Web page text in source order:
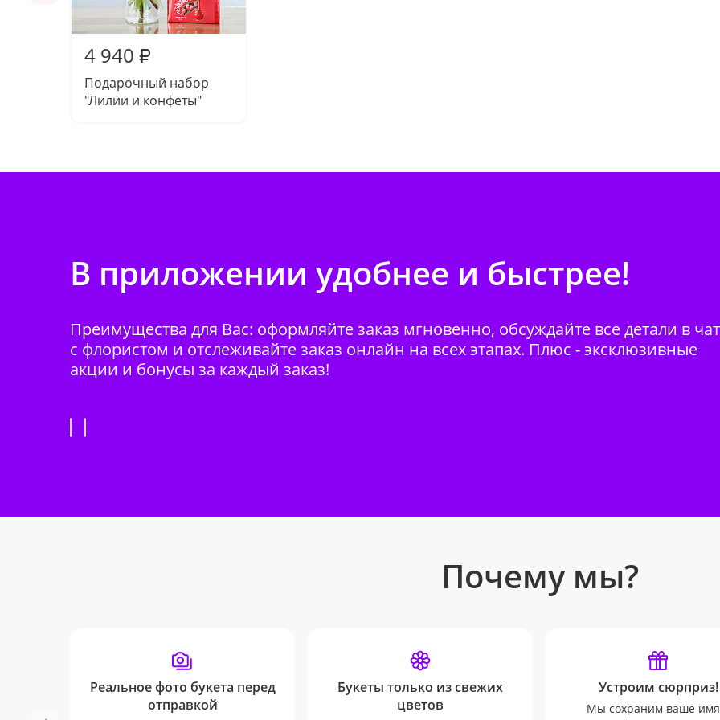
4 940 ₽
Подарочный набор
"Лилии и конфеты"
В приложении удобнее и быстрее!
Преимущества для Вас: оформляйте заказ мгновенно, обсуждайте все детали в
с флористом и отслеживайте заказ онлайн на всех этапах. Плюс - эксклюзивные
акции и бонусы за каждый заказ!
Почему мы?
Реальное фото букета перед
отправкой
Букеты только из свежих
цветов
Устроим сюрприз!
Мы сохраним ваше